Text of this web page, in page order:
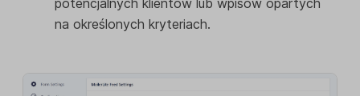
potencjalnych klientów lub wpisów opartych
na określonych kryteriach.